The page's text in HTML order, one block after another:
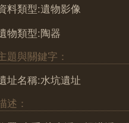
料類型:遺物影像
物類型:陶器
題與關鍵字：
址名稱:水坑遺址
述：